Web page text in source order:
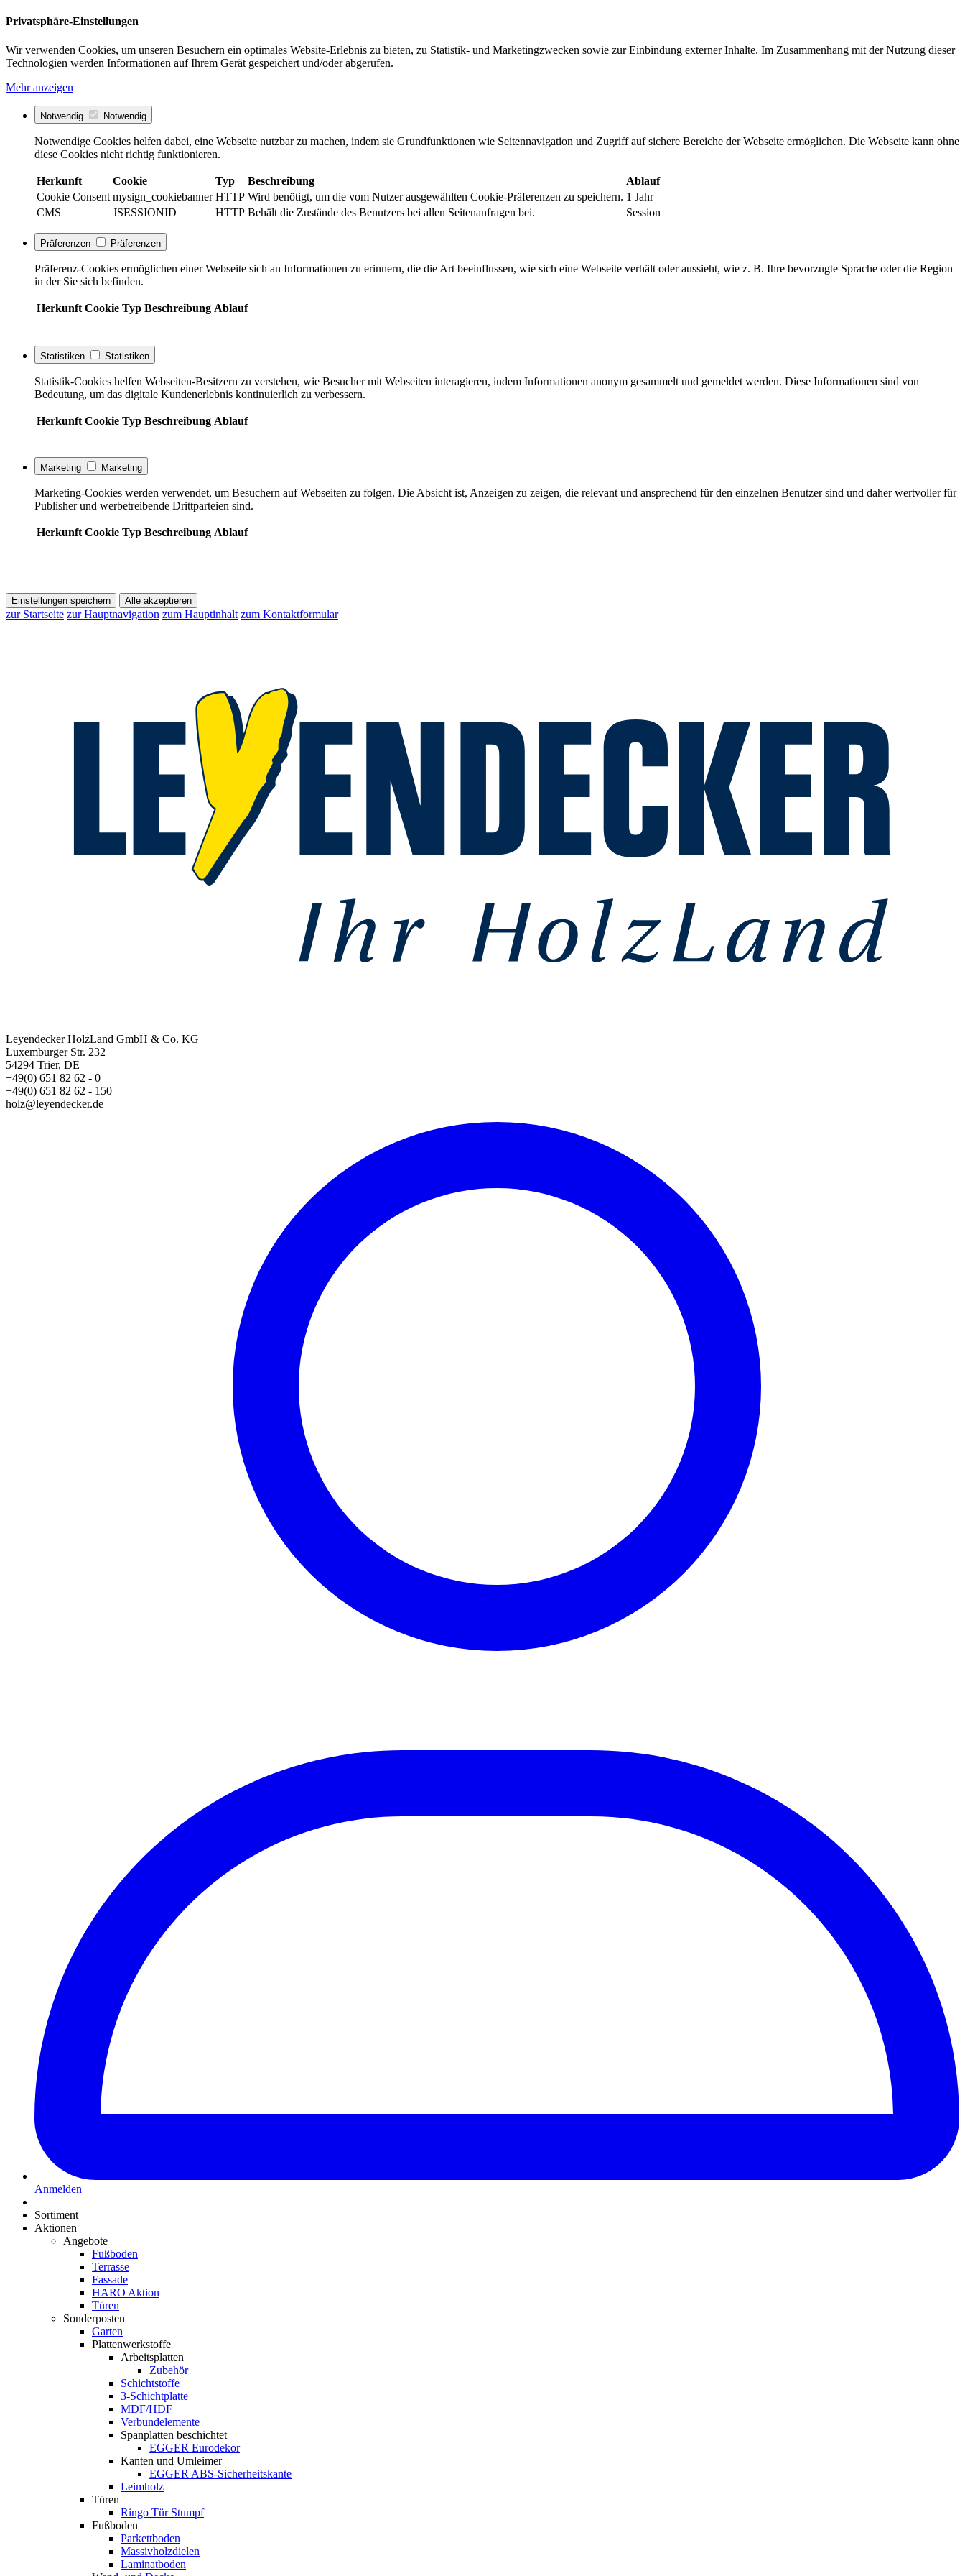
Privatsphäre-Einstellungen
Wir verwenden Cookies, um unseren Besuchern ein optimales Website-Erlebnis zu bieten, zu Statistik- und Marketingzwecken sowie zur Einbindung externer Inhalte. Im Zusammenhang mit der Nutzung dieser
Technologien werden Informationen auf Ihrem Gerät gespeichert und/oder abgerufen.
Mehr anzeigen
Notwendig Notwendig
Notwendige Cookies helfen dabei, eine Webseite nutzbar zu machen, indem sie Grundfunktionen wie Seitennavigation und Zugriff auf sichere Bereiche der Webseite ermöglichen. Die Webseite kann ohne
diese Cookies nicht richtig funktionieren.
Herkunft Cookie Typ Beschreibung
Ablauf
Cookie Consent mysign_cookiebanner HTTP Wird benötigt, um die vom Nutzer ausgewählten Cookie-Präferenzen zu speichern. 1 Jahr
CMS
JSESSIONID HTTP Behält die Zustände des Benutzers bei allen Seitenanfragen bei. Session
Präferenzen Präferenzen
Präferenz-Cookies ermöglichen einer Webseite sich an Informationen zu erinnern, die die Art beeinflussen, wie sich eine Webseite verhält oder aussieht, wie z. B. Ihre bevorzugte Sprache oder die Region
in der Sie sich befinden.
Herkunft Cookie Typ Beschreibung Ablauf
Statistiken Statistiken
Statistik-Cookies helfen Webseiten-Besitzern zu verstehen, wie Besucher mit Webseiten interagieren, indem Informationen anonym gesammelt und gemeldet werden. Diese Informationen sind von
Bedeutung, um das digitale Kundenerlebnis kontinuierlich zu verbessern.
Herkunft Cookie Typ Beschreibung Ablauf
Marketing Marketing
Marketing-Cookies werden verwendet, um Besuchern auf Webseiten zu folgen. Die Absicht ist, Anzeigen zu zeigen, die relevant und ansprechend für den einzelnen Benutzer sind und daher wertvoller für
Publisher und werbetreibende Drittparteien sind.
Herkunft Cookie Typ Beschreibung Ablauf
Einstellungen speichern Alle akzeptieren
zur Startseite zur Hauptnavigation zum Hauptinhalt zum Kontaktformular
Leyendecker HolzLand GmbH & Co. KG
Luxemburger Str. 232
54294 Trier, DE
+49(0) 651 82 62 - 0
+49(0) 651 82 62 - 150
holz@leyendecker.de
Anmelden
Sortiment
Aktionen
Angebote
Fußboden
Terrasse
Fassade
HARO Aktion
Türen
Sonderposten
Garten
Plattenwerkstoffe
Arbeitsplatten
Zubehör
Schichtstoffe
3-Schichtplatte
MDF/HDF
Verbundelemente
Spanplatten beschichtet
EGGER Eurodekor
Kanten und Umleimer
EGGER ABS-Sicherheitskante
Leimholz
Türen
Ringo Tür Stumpf
Fußboden
Parkettboden
Massivholzdielen
Laminatboden